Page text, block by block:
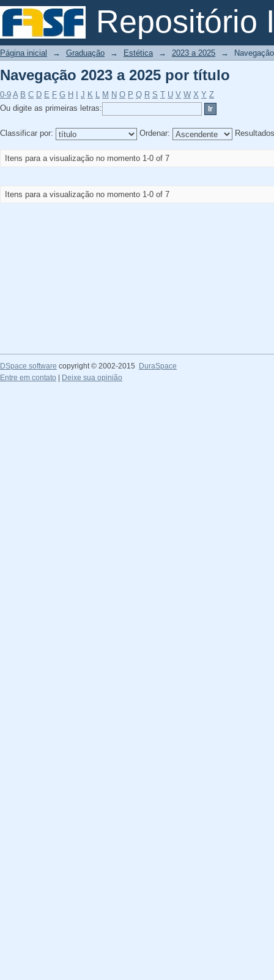
Repositório
Navegação 2023 a 2025 por título
Página inicial → Graduação → Estética → 2023 a 2025 →
Navegação 2023 a 2025 por título
0-9 A B C D E F G H J K L M N O P Q R S T U V W X Y Z
Ou digite as primeiras letras:
Classificar por: Ordenar:
Itens para a visualização no momento 1-0 of 7
Itens para a visualização no momento 1-0 of 7
DSpace software copyright © 2002-2015
DuraSpace
Entre em contato
Deixe sua opinião